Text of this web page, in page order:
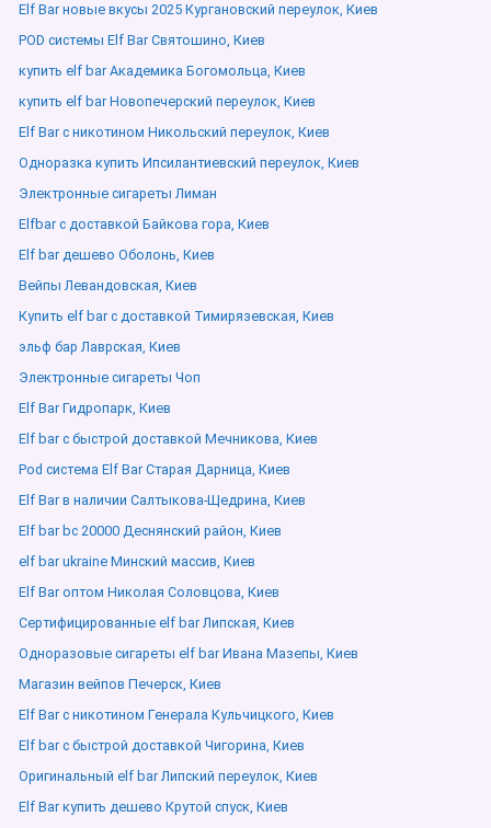
Elf Bar новые вкусы 2025 Кургановский переулок, Киев
POD системы Elf Bar Святошино, Киев
купить elf bar Академика Богомольца, Киев
купить elf bar Новопечерский переулок, Киев
Elf Bar с никотином Никольский переулок, Киев
Одноразка купить Ипсилантиевский переулок, Киев
Электронные сигареты Лиман
Elfbar с доставкой Байкова гора, Киев
Elf bar дешево Оболонь, Киев
Вейпы Левандовская, Киев
Купить elf bar с доставкой Тимирязевская, Киев
эльф бар Лаврская, Киев
Электронные сигареты Чоп
Elf Bar Гидропарк, Киев
Elf bar с быстрой доставкой Мечникова, Киев
Pod система Elf Bar Старая Дарница, Киев
Elf Bar в наличии Салтыкова-Щедрина, Киев
Elf bar bc 20000 Деснянский район, Киев
elf bar ukraine Минский массив, Киев
Elf Bar оптом Николая Соловцова, Киев
Сертифицированные elf bar Липская, Киев
Одноразовые сигареты elf bar Ивана Мазепы, Киев
Магазин вейпов Печерск, Киев
Elf Bar с никотином Генерала Кульчицкого, Киев
Elf bar с быстрой доставкой Чигорина, Киев
Оригинальный elf bar Липский переулок, Киев
Elf Bar купить дешево Крутой спуск, Киев